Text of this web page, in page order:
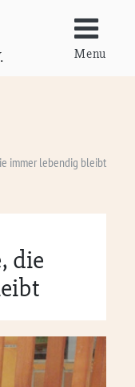
Menu
immer lebendig bleibt
die